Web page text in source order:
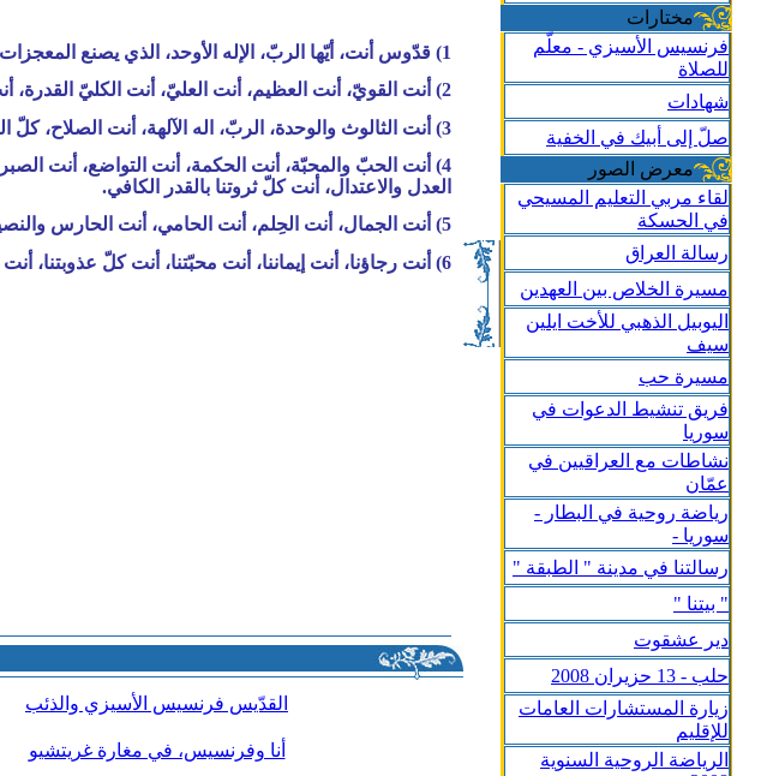
1) قدّوس أنت، أيّها الربّ، الإله الأوحد، الذي يصنع المعجزات.
2) أنت القويّ، أنت العظيم، أنت العليّ، أنت الكليّ القدرة، أنت الآب القدّوس، ملك السماء والأرض.
3) أنت الثالوث والوحدة، الربّ، اله الآلهة، أنت الصلاح، كلّ الصلاح، الصلاح الأسمى، الربّ الإله الحيّ والحقّ.
4) أنت الحبّ والمحبّة، أنت الحكمة، أنت التواضع، أنت الصبر، أنت الجمال، أنت الح
العدل والاعتدال، أنت كلّ ثروتنا بالقدر الكافي.
5) أنت الجمال، أنت الح
لم، أنت الحامي، أنت الحارس
6) أنت رجاؤنا، أنت إيماننا، أنت محبّتنا، أنت كلّ عذوبتنا، أنت حياتنا الأبدية، أيها الربّ العظيم والعجيب، الإله الكليّ القدرة، والمخلّص الرحيم.
القدّيس فرنسيس الأسيزي والذئب
أنا وفرنسيس، في مغارة غريتشيو
مختارات
فرنسيس الأسيزي - معلّم
للصلاة
شهادات
صلّ إلى أبيك في الخفية
معرض الصور
لقاء مربي التعليم المسيحي
في الحسكة
رسالة العراق
مسيرة الخلاص بين العهدين
اليوبيل الذهبي للأخت ايلين
سيف
مسيرة حب
فريق تنشيط الدعوات في
سوريا
نشاطات مع العراقيين في
عمّان
رياضة روحية في البطار -
سوريا -
رسالتنا في مدينة " الطبقة "
" بيتنا "
دير عشقوت
حلب - 13 حزيران 2008
زيارة المستشارات العامات
للإقليم
الرياضة الروحية السنوية